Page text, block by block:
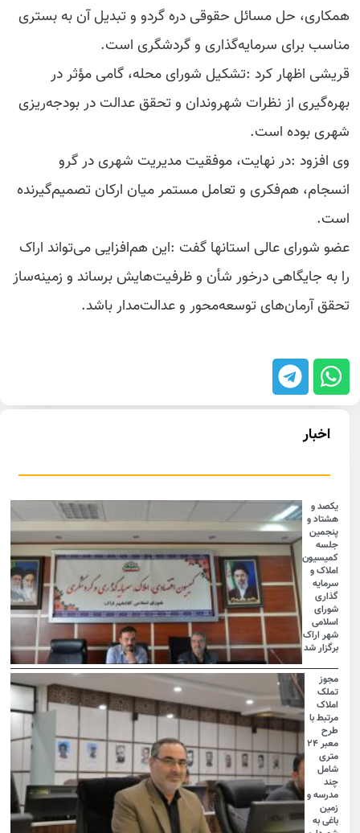
همکاری، حل مسائل حقوقی دره گردو و تبدیل آن به بستری
مناسب برای سرمایه‌گذاری و گردشگری است.
قریشی اظهار کرد :تشکیل شورای محله، گامی مؤثر در
بهره‌گیری از نظرات شهروندان و تحقق عدالت در بودجه‌ریزی
شهری بوده است.
وی افزود :در نهایت، موفقیت مدیریت شهری در گرو
انسجام، هم‌فکری و تعامل مستمر میان ارکان تصمیم‌گیرنده
است.
عضو شورای عالی استانها گفت :این هم‌افزایی می‌تواند اراک
را به جایگاهی درخور شأن و ظرفیت‌هایش برساند و زمینه‌ساز
تحقق آرمان‌های توسعه‌محور و عدالت‌مدار باشد.
اخبار
یکصد و
هشتاد و
پنجمین
جلسه
کمیسیون
املاک و
سرمایه
گذاری
شورای
اسلامی
شهر اراک
برگزار شد
مجوز
تملک
املاک
مرتبط با
طرح
معبر ۲۴
متری
شامل
چند
مدرسه و
زمین
باغی به